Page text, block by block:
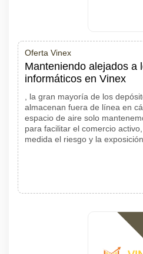
Oferta Vinex
Manteniendo alejados a
informáticos en Vinex
, la gran mayoría de los
almacenan fuera de línea en
espacio de aire solo
para facilitar el comercio
medida el riesgo y la exposición